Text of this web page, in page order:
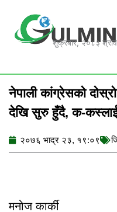
content
शुक्रबार, २०८३
नेपाली कांग्रेसको
देखि सुरु हुँदै, क-कस्लाई
२०७६ भाद्र २३, १९:०९
मनोज कार्की